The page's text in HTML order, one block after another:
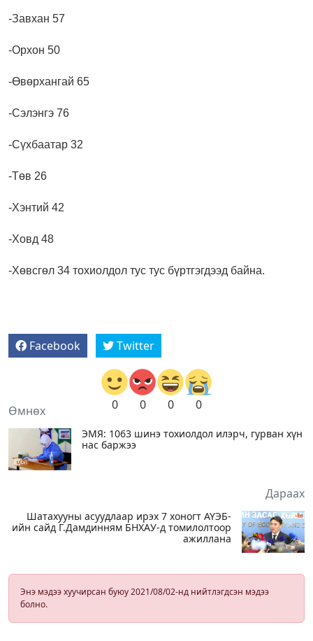
-Завхан 57
-Орхон 50
-Өвөрхангай 65
-Сэлэнгэ 76
-Сүхбаатар 32
-Төв 26
-Хэнтий 42
-Ховд 48
-Хөвсгөл 34 тохиолдол тус тус бүртгэгдээд байна.
Facebook Twitter
0 0 0 0
Өмнөх
ЭМЯ: 1063 шинэ тохиолдол илэрч, гурван хүн
нас баржээ
Дараах
Шатахууны асуудлаар ирэх 7 хоногт АҮЭБ-
ийн сайд Г.Дамдинням БНХАУ-д томилолтоор
ажиллана
Энэ мэдээ хуучирсан буюу 2021/08/02-нд нийтлэгдсэн мэдээ
болно.